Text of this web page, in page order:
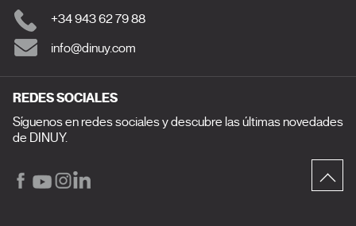
+34 943 62 79 88
info@dinuy.com
REDES SOCIALES
Síguenos en redes sociales y descubre las últimas novedades
de DINUY.